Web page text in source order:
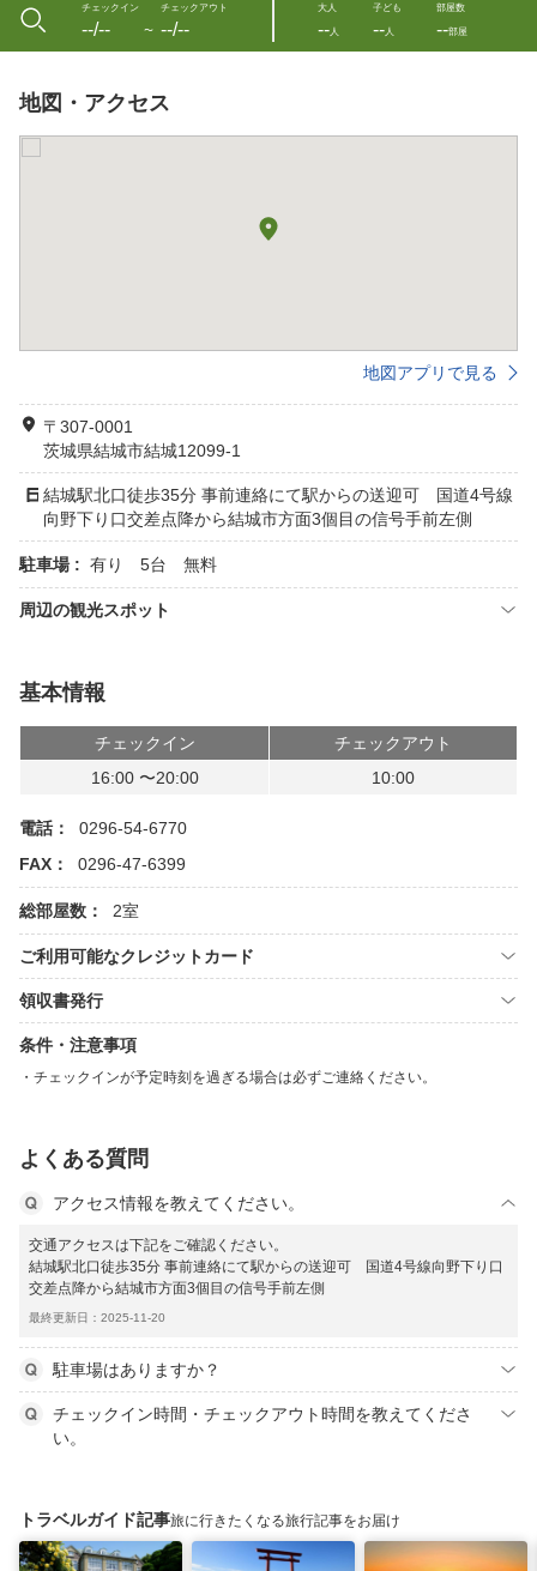
チェックイン
--/-- 〜
チェックアウト
--/--
大人
--人
子ども
--人
部屋数
--部屋
地図・アクセス
地図アプリで見る
〒307-0001
茨城県結城市結城12099-1
結城駅北口徒歩35分 事前連絡にて駅からの送迎可 国道4号線
向野下り口交差点降から結城市方面3個目の信号手前左側
駐車場 : 有り 5台 無料
周辺の観光スポット
基本情報
チェックイン
チェックアウト
16:00 〜20:00
10:00
電話：
0296-54-6770
FAX：
0296-47-6399
総部屋数： 2室
ご利用可能なクレジットカード
領収書発行
条件・注意事項
チェックインが予定時刻を過ぎる場合は必ずご連絡ください。
よくある質問
アクセス情報を教えてください。
交通アクセスは下記をご確認ください。
結城駅北口徒歩35分 事前連絡にて駅からの送迎可 国道4号線向野下り口
交差点降から結城市方面3個目の信号手前左側
最終更新日：2025-11-20
駐車場はありますか？
チェックイン時間・チェックアウト時間を教えてくださ
い。
トラベルガイド記事旅に行きたくなる旅行記事をお届け